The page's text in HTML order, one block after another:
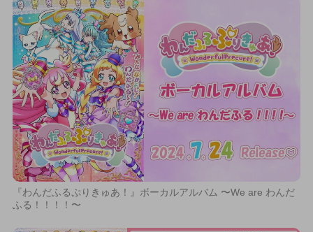
『わんだふるぷりきゅあ！』ボーカルアルバム 〜We are わんだ
ふる！！！！〜